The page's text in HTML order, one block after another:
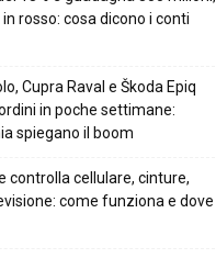
rosso: cosa dicono i conti
Cupra Raval e Škoda Epiq
in poche settimane:
spiegano il boom
controlla cellulare, cinture,
come funziona e dove